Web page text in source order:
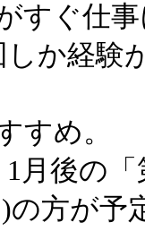
すぐ仕
しか経験
すめ。
1月後の
の方が予